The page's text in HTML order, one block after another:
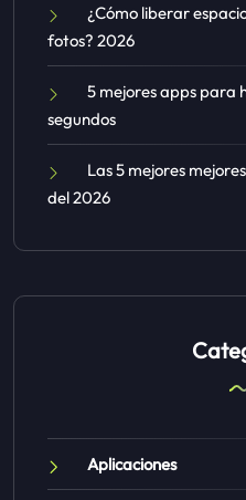
¿Cómo liberar
fotos? 2026
5 mejores apps para
segundos
Las 5 mejores
del 2026
Aplicaciones